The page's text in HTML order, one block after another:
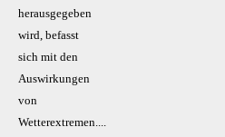
herausgegeben
wird, befasst
sich mit den
Auswirkungen
von
Wetterextremen....